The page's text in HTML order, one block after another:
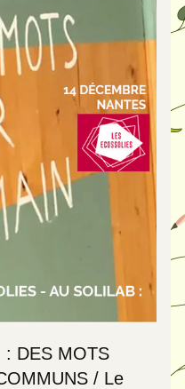
: DES MOTS
/ Le